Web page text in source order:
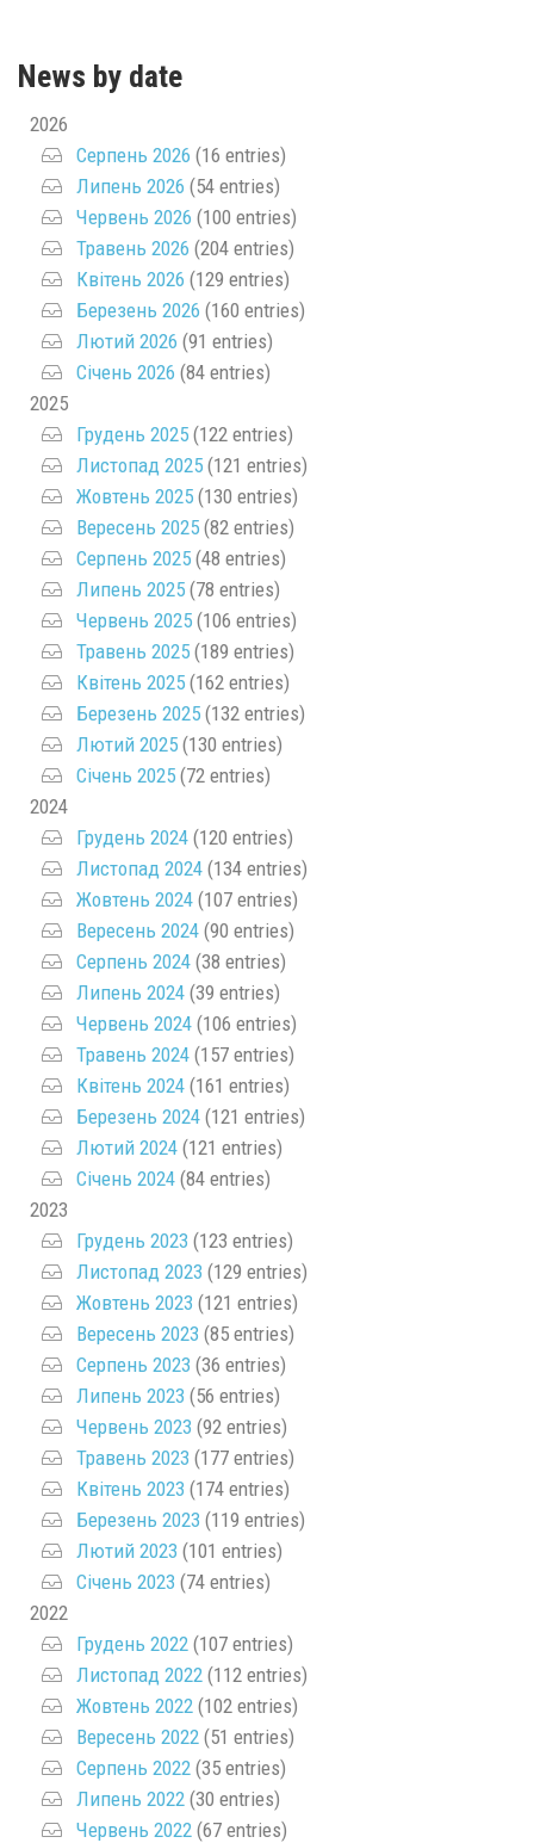
News by date
2026
Серпень 2026 (16 entries)
Липень 2026 (54 entries)
Червень 2026 (100 entries)
Травень 2026 (204 entries)
Квітень 2026 (129 entries)
Березень 2026 (160 entries)
Лютий 2026 (91 entries)
Січень 2026 (84 entries)
2025
Грудень 2025 (122 entries)
Листопад 2025 (121 entries)
Жовтень 2025 (130 entries)
Вересень 2025 (82 entries)
Серпень 2025 (48 entries)
Липень 2025 (78 entries)
Червень 2025 (106 entries)
Травень 2025 (189 entries)
Квітень 2025 (162 entries)
Березень 2025 (132 entries)
Лютий 2025 (130 entries)
Січень 2025 (72 entries)
2024
Грудень 2024 (120 entries)
Листопад 2024 (134 entries)
Жовтень 2024 (107 entries)
Вересень 2024 (90 entries)
Серпень 2024 (38 entries)
Липень 2024 (39 entries)
Червень 2024 (106 entries)
Травень 2024 (157 entries)
Квітень 2024 (161 entries)
Березень 2024 (121 entries)
Лютий 2024 (121 entries)
Січень 2024 (84 entries)
2023
Грудень 2023 (123 entries)
Листопад 2023 (129 entries)
Жовтень 2023 (121 entries)
Вересень 2023 (85 entries)
Серпень 2023 (36 entries)
Липень 2023 (56 entries)
Червень 2023 (92 entries)
Травень 2023 (177 entries)
Квітень 2023 (174 entries)
Березень 2023 (119 entries)
Лютий 2023 (101 entries)
Січень 2023 (74 entries)
2022
Грудень 2022 (107 entries)
Листопад 2022 (112 entries)
Жовтень 2022 (102 entries)
Вересень 2022 (51 entries)
Серпень 2022 (35 entries)
Липень 2022 (30 entries)
Червень 2022 (67 entries)